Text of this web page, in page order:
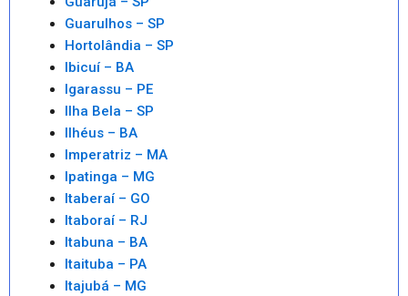
Guarulhos – SP
Hortolândia – SP
Ibicuí – BA
Igarassu – PE
Ilha Bela – SP
Ilhéus – BA
Imperatriz – MA
Ipatinga – MG
Itaberaí – GO
Itaboraí – RJ
Itabuna – BA
Itaituba – PA
Itajubá – MG